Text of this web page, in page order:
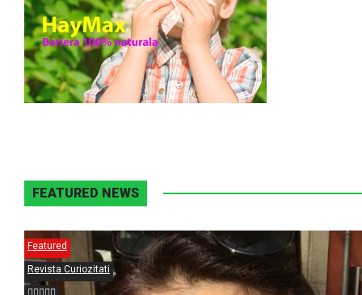
FEATURED NEWS
Featured
Revista Curiozitati